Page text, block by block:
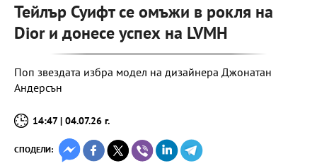
Тейлър Суифт се омъжи в рокля на
Dior и донесе успех на LVMH
Поп звездата избра модел на дизайнера Джонатан
Андерсън
14:47 | 04.07.26 г.
СПОДЕЛИ: